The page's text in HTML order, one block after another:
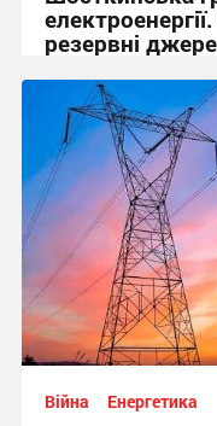
резервні
15:36, 1.08.2026
Війна Енергетика